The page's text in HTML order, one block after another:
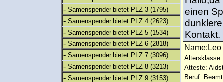
- Samenspender bietet PLZ 3 (1795)
- Samenspender bietet PLZ 4 (2623)
- Samenspender bietet PLZ 5 (1534)
- Samenspender bietet PLZ 6 (2818)
- Samenspender bietet PLZ 7 (3096)
- Samenspender bietet PLZ 8 (3213)
- Samenspender bietet PLZ 9 (3153)
einen
Kontakt.
Altersklasse:
Atteste:
Beruf: